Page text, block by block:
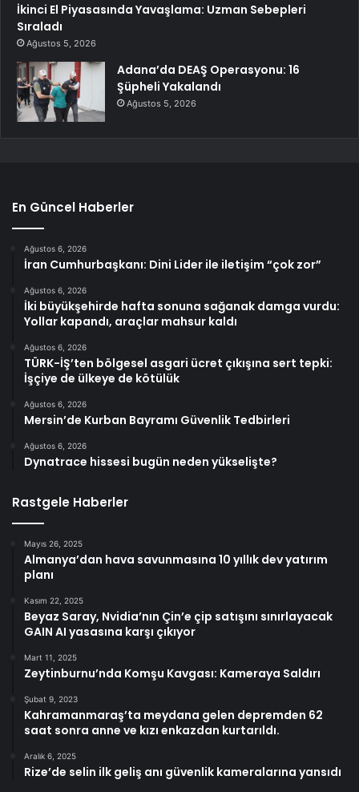
İkinci El Piyasasında Yavaşlama: Uzman Sebepleri
Sıraladı
Ağustos 5, 2026
Adana’da DEAŞ Operasyonu: 16
Şüpheli Yakalandı
Ağustos 5, 2026
En Güncel Haberler
Ağustos 6, 2026
İran Cumhurbaşkanı: Dini Lider ile iletişim “çok zor”
Ağustos 6, 2026
İki büyükşehirde hafta sonuna sağanak damga vurdu:
Yollar kapandı, araçlar mahsur kaldı
Ağustos 6, 2026
TÜRK-İŞ’ten bölgesel asgari ücret çıkışına sert tepki:
İşçiye de ülkeye de kötülük
Ağustos 6, 2026
Mersin’de Kurban Bayramı Güvenlik Tedbirleri
Ağustos 6, 2026
Dynatrace hissesi bugün neden yükselişte?
Rastgele Haberler
Mayıs 26, 2025
Almanya’dan hava savunmasına 10 yıllık dev yatırım
planı
Kasım 22, 2025
Beyaz Saray, Nvidia’nın Çin’e çip satışını sınırlayacak
GAIN AI yasasına karşı çıkıyor
Mart 11, 2025
Zeytinburnu’nda Komşu Kavgası: Kameraya Saldırı
Şubat 9, 2023
Kahramanmaraş’ta meydana gelen depremden 62
saat sonra anne ve kızı enkazdan kurtarıldı.
Aralık 6, 2025
Rize’de selin ilk geliş anı güvenlik kameralarına yansıdı